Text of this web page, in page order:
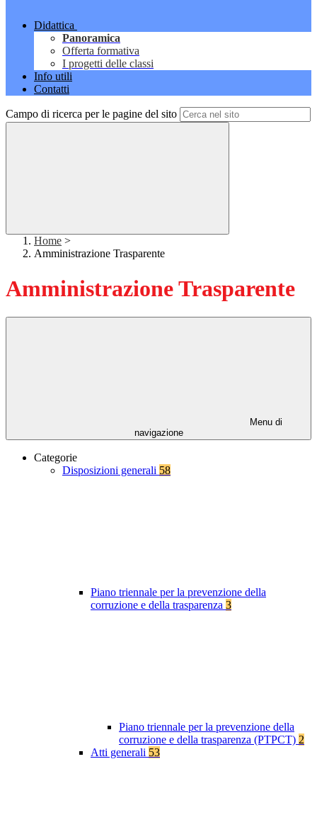
Didattica
Panoramica
Offerta formativa
I progetti delle classi
Info utili
Contatti
Campo di ricerca per le pagine del sito
Home >
Amministrazione Trasparente
Amministrazione Trasparente
Menu di
navigazione
Categorie
Disposizioni generali 58
Piano triennale per la prevenzione della
corruzione e della trasparenza 3
Piano triennale per la prevenzione della
corruzione e della trasparenza (PTPCT) 2
Atti generali 53